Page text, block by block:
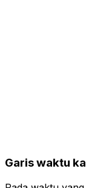
Garis waktu